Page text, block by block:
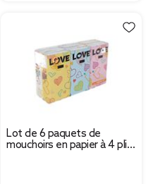
Lot de 6 paquets de
mouchoirs en papier à 4 plis